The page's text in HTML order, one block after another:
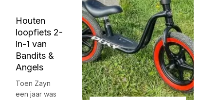
Houten
loopfiets 2-
in-1 van
Bandits &
Angels
Toen Zayn
een jaar was